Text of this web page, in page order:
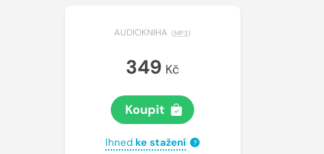
AUDIOKNIHA (MP3)
349 Kč
Koupit
Ihned ke stažení ?